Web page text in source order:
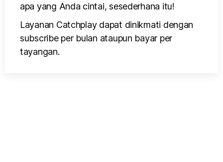
apa yang Anda cintai, sesederhana itu!
Layanan Catchplay dapat dinikmati dengan
subscribe per bulan ataupun bayar per
tayangan.